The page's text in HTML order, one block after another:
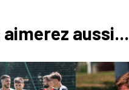
aimerez aussi...